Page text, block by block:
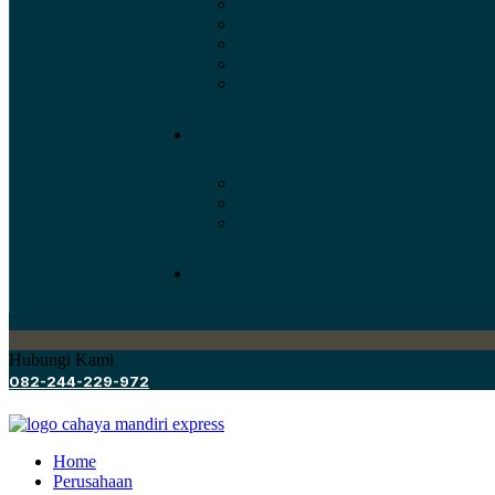
Hubungi Kami
082-244-229-972
Home
Perusahaan